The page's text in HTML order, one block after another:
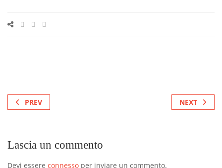
PREV NEXT
Lascia un commento
Devi essere connesso per inviare un commento.